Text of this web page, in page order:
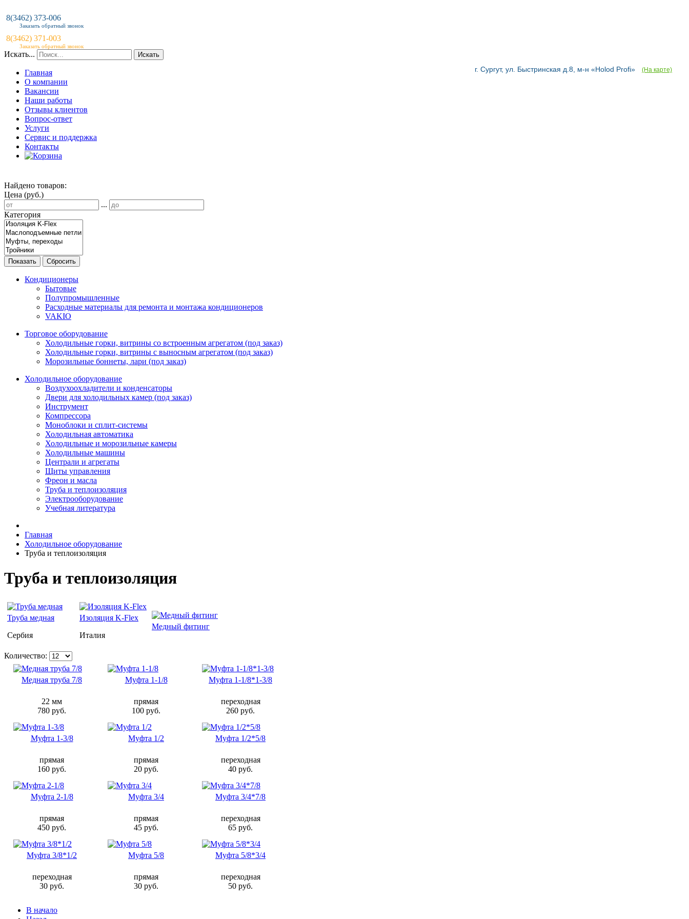
8(3462) 373-006
Заказать обратный звонок
8(3462) 371-003
Заказать обратный звонок
Искать... Искать
г. Сургут, ул. Быстринская д.8, м-н «Holod Profi»(На карте)
Главная
О компании
Вакансии
Наши работы
Отзывы клиентов
Вопрос-ответ
Услуги
Сервис и поддержка
Контакты
Найдено товаров:
Цена (руб.)
...
Категория
Показать Сбросить
Кондиционеры
Бытовые
Полупромышленные
Расходные материалы для ремонта и монтажа кондиционеров
VAKIO
Торговое оборудование
Холодильные горки, витрины со встроенным агрегатом (под заказ)
Холодильные горки, витрины с выносным агрегатом (под заказ)
Морозильные боннеты, лари (под заказ)
Холодильное оборудование
Воздухоохладители и конденсаторы
Двери для холодильных камер (под заказ)
Инструмент
Компрессора
Моноблоки и сплит-системы
Холодильная автоматика
Холодильные и морозильные камеры
Холодильные машины
Централи и агрегаты
Щиты управления
Фреон и масла
Труба и теплоизоляция
Электрооборудование
Учебная литература
Главная
Холодильное оборудование
Труба и теплоизоляция
Труба и теплоизоляция
Труба медная
Сербия
Изоляция K-Flex
Италия
Медный фитинг
Количество:
Медная труба 7/8
22 мм
780 руб.
Муфта 1-1/8
прямая
100 руб.
Муфта 1-1/8*1-3/8
переходная
260 руб.
Муфта 1-3/8
прямая
160 руб.
Муфта 1/2
прямая
20 руб.
Муфта 1/2*5/8
переходная
40 руб.
Муфта 2-1/8
прямая
450 руб.
Муфта 3/4
прямая
45 руб.
Муфта 3/4*7/8
переходная
65 руб.
Муфта 3/8*1/2
переходная
30 руб.
Муфта 5/8
прямая
30 руб.
Муфта 5/8*3/4
переходная
50 руб.
В начало